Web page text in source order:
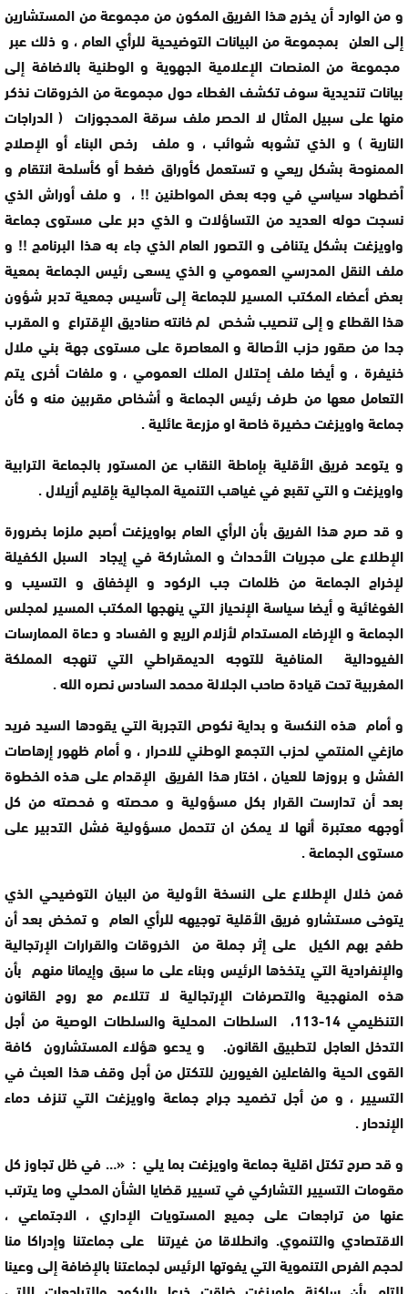
و من الوارد أن يخرج هذا الفريق المكون من مجموعة من المستشارين
إلى العلن بمجموعة من البيانات التوضيحية للرأي العام ، و ذلك عبر
مجموعة من المنصات الإعلامية الجهوية و الوطنية بالاضافة إلى
بيانات تنديدية سوف تكشف الغطاء حول مجموعة من الخروقات نذكر
منها على سبيل المثال لا الحصر ملف سرقة المحجوزات ( الدراجات
النارية ) و الذي تشوبه شوائب ، و ملف رخص البناء أو الإصلاح
الممنوحة بشكل ريعي و تستعمل كأوراق ضغط أو كأسلحة انتقام و
ٱضطهاد سياسي في وجه بعض المواطنين !! ، و ملف أوراش الذي
نسجت حوله العديد من التساؤلات و الذي دبر على مستوى جماعة
واويزغت بشكل يتنافى و التصور العام الذي جاء به هذا البرنامج !! و
ملف النقل المدرسي العمومي و الذي يسعى رئيس الجماعة بمعية
بعض أعضاء المكتب المسير للجماعة إلى تأسيس جمعية تدبر شؤون
هذا القطاع و إلى تنصيب شخص لم خانته صناديق الإقتراع و المقرب
جدا من صقور حزب الأصالة و المعاصرة على مستوى جهة بني ملال
خنيفرة ، و أيضا ملف إحتلال الملك العمومي ، و ملفات أخرى يتم
التعامل معها من طرف رئيس الجماعة و أشخاص مقربين منه و كأن
جماعة واويزغت حضيرة خاصة او مزرعة عائلية .
و يتوعد فريق الأقلية بإماطة النقاب عن المستور بالجماعة الترابية
واويزغت و التي تقبع في غياهب التنمية المجالية بإقليم أزيلال .
و قد صرح هذا الفريق بأن الرأي العام بواويزغت أصبح ملزما بضرورة
الإطلاع على مجريات الأحداث و المشاركة في إيجاد السبل الكفيلة
لإخراج الجماعة من ظلمات جب الركود و الإخفاق و التسيب و
الغوغائية و أيضا سياسة الإنحياز التي ينهجها المكتب المسير لمجلس
الجماعة و الإرضاء المستدام لأزلام الريع و الفساد و دعاة الممارسات
الفيودالية المنافية للتوجه الديمقراطي التي تنهجه المملكة
المغربية تحت قيادة صاحب الجلالة محمد السادس نصره الله .
و أمام هذه النكسة و بداية نكوص التجربة التي يقودها السيد فريد
مازغي المنتمي لحزب التجمع الوطني للاحرار ، و أمام ظهور إرهاصات
الفشل و بروزها للعيان ، اختار هذا الفريق الإقدام على هذه الخطوة
بعد أن تدارست القرار بكل مسؤولية و محصته و فحصته من كل
أوجهه معتبرة أنها لا يمكن ان تتحمل مسؤولية فشل التدبير على
مستوى الجماعة .
فمن خلال الإطلاع على النسخة الأولية من البيان التوضيحي الذي
يتوخى مستشارو فريق الأقلية توجيهه للرأي العام و تمخض بعد أن
طفح بهم الكيل على إثر جملة من الخروقات والقرارات الإرتجالية
والإنفرادية التي يتخذها الرئيس وبناء على ما سبق وإيمانا منهم بأن
هذه المنهجية والتصرفات الإرتجالية لا تتلاءم مع روح القانون
التنظيمي 14-113، السلطات المحلية والسلطات الوصية من أجل
التدخل العاجل لتطبيق القانون. و يدعو هؤلاء المستشارون كافة
القوى الحية والفاعلين الغيورين للتكتل من أجل وقف هذا العبث في
التسيير ، و من أجل تضميد جراح جماعة واويزغت التي تنزف دماء
الإندحار .
و قد صرح تكتل اقلية جماعة واويزغت بما يلي : «… في ظل تجاوز كل
مقومات التسيير التشاركي في تسيير قضايا الشأن المحلي وما يترتب
عنها من تراجعات على جميع المستويات الإداري ، الاجتماعي ،
الاقتصادي والتنموي. وانطلاقا من غيرتنا على جماعتنا وإدراكا منا
لحجم الفرص التنموية التي يفوتها الرئيس لجماعتنا بالإضافة إلى وعينا